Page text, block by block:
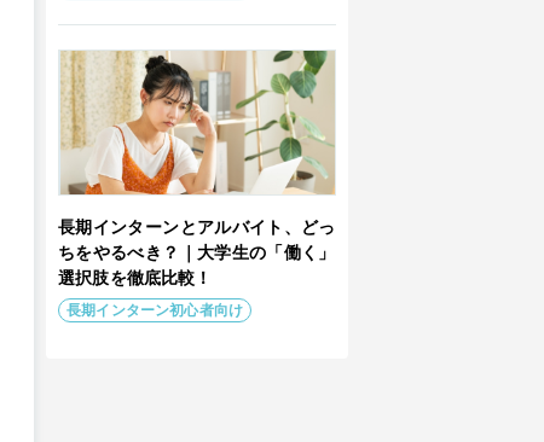
長期インターンとアルバイト、どっ
ちをやるべき？｜大学生の「働く」
選択肢を徹底比較！
長期インターン初心者向け